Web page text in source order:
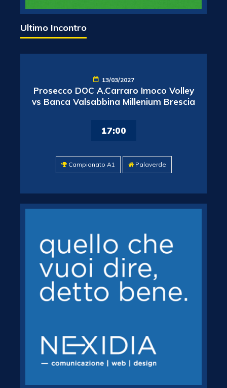
Ultimo Incontro
13/03/2027
Prosecco DOC A.Carraro Imoco Volley
vs Banca Valsabbina Millenium Brescia
17:00
Campionato A1 Palaverde